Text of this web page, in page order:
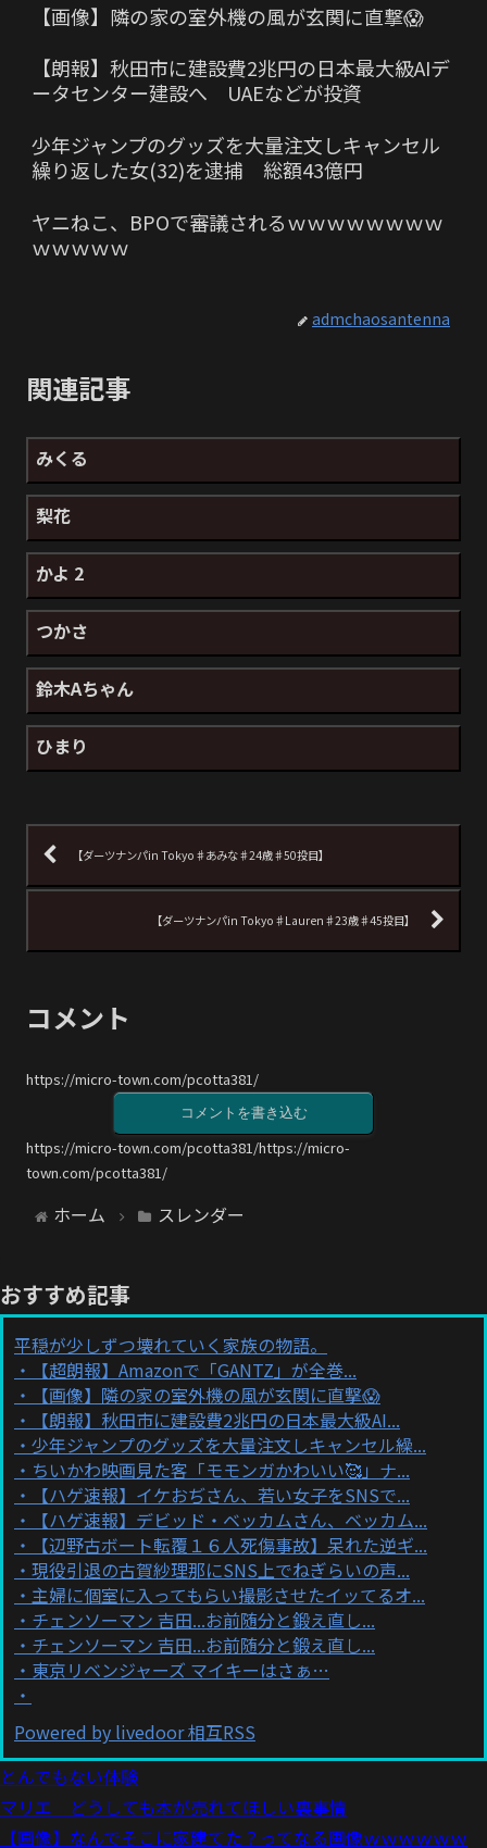
【画像】隣の家の室外機の風が玄関に直撃😱
【朗報】秋田市に建設費2兆円の日本最大級AIデ
ータセンター建設へ UAEなどが投資
少年ジャンプのグッズを大量注文しキャンセル
繰り返した女(32)を逮捕 総額43億円
ヤニねこ、BPOで審議されるｗｗｗｗｗｗｗｗ
ｗｗｗｗｗ
admchaosantenna
関連記事
みくる
梨花
かよ 2
つかさ
鈴木Aちゃん
ひまり
【ダーツナンパin Tokyo♯あみな♯24歳♯50投目】
【ダーツナンパin Tokyo♯Lauren♯23歳♯45投目】
コメント
https://micro-town.com/pcotta381/
コメントを書き込む
https://micro-town.com/pcotta381/https://micro-
town.com/pcotta381/
ホーム スレンダー
おすすめ記事
平穏が少しずつ壊れていく家族の物語。
【超朗報】Amazonで「GANTZ」が全巻...
【画像】隣の家の室外機の風が玄関に直撃😱
【朗報】秋田市に建設費2兆円の日本最大級AI...
少年ジャンプのグッズを大量注文しキャンセル繰...
ちいかわ映画見た客「モモンガかわいい🥰」ナ...
【ハゲ速報】イケおぢさん、若い女子をSNSで...
【ハゲ速報】デビッド・ベッカムさん、ベッカム...
【辺野古ボート転覆１６人死傷事故】呆れた逆ギ...
現役引退の古賀紗理那にSNS上でねぎらいの声...
主婦に個室に入ってもらい撮影させたイッてるオ...
チェンソーマン 吉田...お前随分と鍛え直し...
チェンソーマン 吉田...お前随分と鍛え直し...
東京リベンジャーズ マイキーはさぁ…
Powered by livedoor 相互RSS
とんでもない体験
マリエ どうしても本が売れてほしい裏事情
【画像】なんでそこに家建てた？ってなる画像ｗｗｗｗｗｗ